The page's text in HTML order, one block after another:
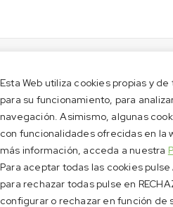
Esta Web utiliza cookies propias y
para su funcionamiento, para
navegación. Asimismo, algunas
con funcionalidades ofrecidas en la
más información, acceda a nuestra
Para aceptar todas las cookies pulse
para rechazar todas pulse en
configurar o rechazar en función de